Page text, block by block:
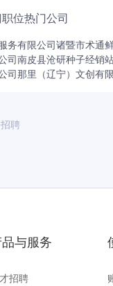
位热门公司
务有限公司诸暨市术通
司南皮县沧研种子经销
司那里（辽宁）文创有
聘
与服务
招聘